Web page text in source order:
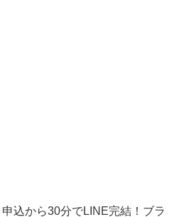
込から30分でLINE完結！ブラ